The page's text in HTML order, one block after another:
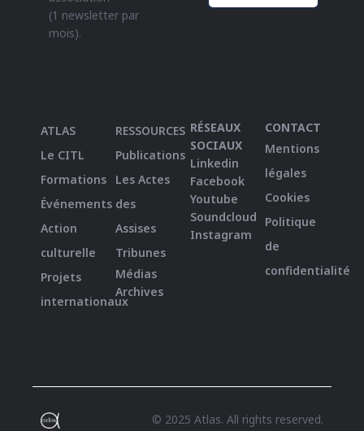
(1 newsletter par
mois).
ATLAS
Le CITL
Formations
Événements
Action
culturelle
Projets
internationaux
RESSOURCES
Publications
Les Actes
des
Assises
Tribunes
Médias
Archives
RÉSEAUX
SOCIAUX
Linkedin
Facebook
Youtube
Soundcloud
Instagram
CONTACT
Mentions
légales
Cookies
Politique
de
confidentialité
© 2025 Atlas. All rights reserved.